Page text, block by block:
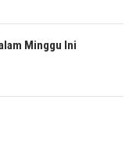
Minggu Ini